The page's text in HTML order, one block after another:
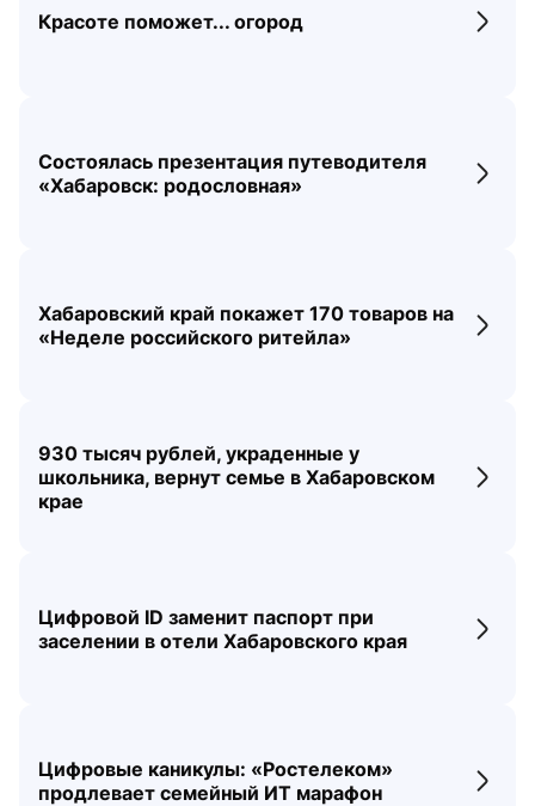
Красоте поможет... огород
Состоялась презентация путеводителя
«Хабаровск: родословная»
Хабаровский край покажет 170 товаров на
«Неделе российского ритейла»
930 тысяч рублей, украденные у
школьника, вернут семье в Хабаровском
крае
Цифровой ID заменит паспорт при
заселении в отели Хабаровского края
Цифровые каникулы: «Ростелеком»
продлевает семейный ИТ марафон